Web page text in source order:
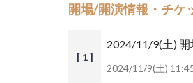
開場/開演情報・チケ
[ 1 ]
2024/11/9(土) 開
2024/11/9(土)